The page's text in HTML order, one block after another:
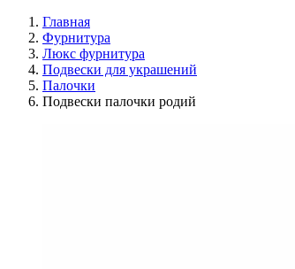
Главная
Фурнитура
Люкс фурнитура
Подвески для украшений
Палочки
Подвески палочки родий